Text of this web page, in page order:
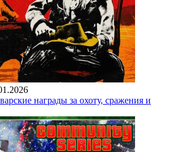
награды за охоту, сражения и